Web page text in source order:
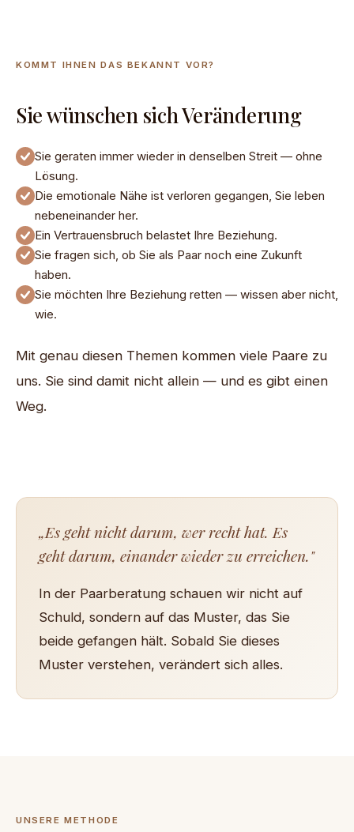
KOMMT IHNEN DAS BEKANNT VOR?
Sie wünschen sich Veränderung
Sie geraten immer wieder in denselben Streit — ohne
Lösung.
Die emotionale Nähe ist verloren gegangen, Sie leben
nebeneinander her.
Ein Vertrauensbruch belastet Ihre Beziehung.
Sie fragen sich, ob Sie als Paar noch eine Zukunft
haben.
Sie möchten Ihre Beziehung retten — wissen aber nicht,
wie.
Mit genau diesen Themen kommen viele Paare zu
uns. Sie sind damit nicht allein — und es gibt einen
Weg.
„Es geht nicht darum, wer recht hat. Es
geht darum, einander wieder zu erreichen."
In der Paarberatung schauen wir nicht auf
Schuld, sondern auf das Muster, das Sie
beide gefangen hält. Sobald Sie dieses
Muster verstehen, verändert sich alles.
UNSERE METHODE